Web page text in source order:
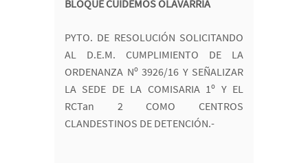
BLOQUE CUIDEMOS OLAVARRÍA
PYTO. DE RESOLUCIÓN SOLICITANDO
AL D.E.M. CUMPLIMIENTO DE LA
ORDENANZA Nº 3926/16 Y SEÑALIZAR
LA SEDE DE LA COMISARIA 1º Y EL
RCTan 2 COMO CENTROS
CLANDESTINOS DE DETENCIÓN.-